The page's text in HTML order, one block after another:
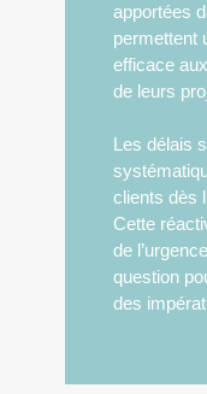
apportées
permettent
efficace
de leurs
Les délais
clients dès
Cette
de
question
des